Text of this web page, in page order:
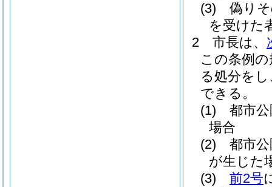
(3)
偽り
を受けた
2
市長は、
この条例
る処分を
できる。
(1)
都市
場合
(2)
都市
が生じた
(3)
前2号